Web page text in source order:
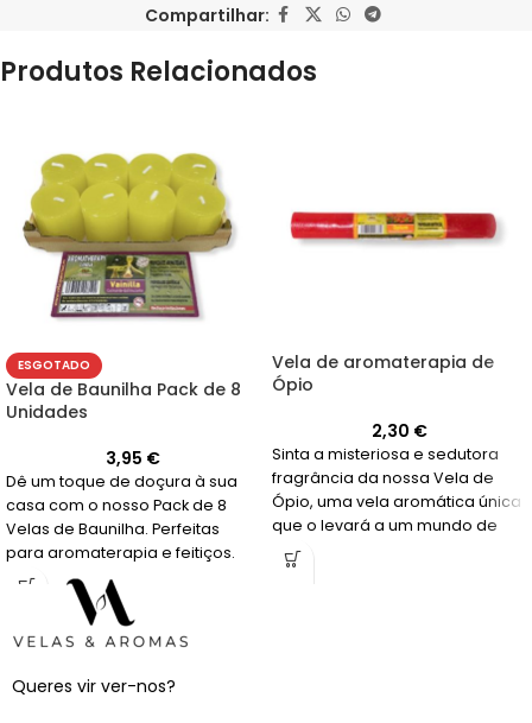
Compartilhar:
Produtos Relacionados
ESGOTADO
Vela de Baunilha Pack de 8
Unidades
3,95 €
Dê um toque de doçura à sua
casa com o nosso Pack de 8
Velas de Baunilha. Perfeitas
para aromaterapia e feitiços.
Compre agora!
Vela de aromaterapia de
Ópio
2,30 €
Sinta a misteriosa e sedutora
fragrância da nossa Vela de
Ópio, uma vela aromática única
que o levará a um mundo de
sensações intensas e
relaxantes.
Queres vir ver-nos?